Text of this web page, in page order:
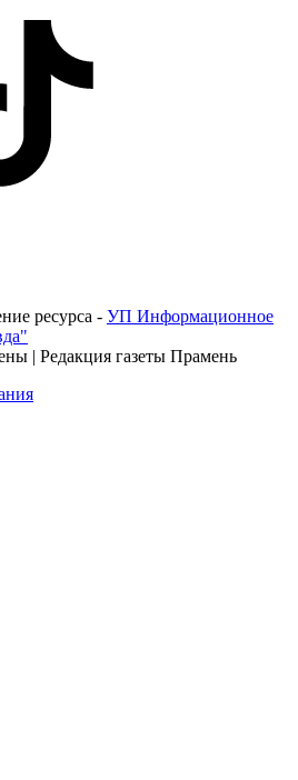
ресурса - УП Информационное
| Редакция газеты Прамень